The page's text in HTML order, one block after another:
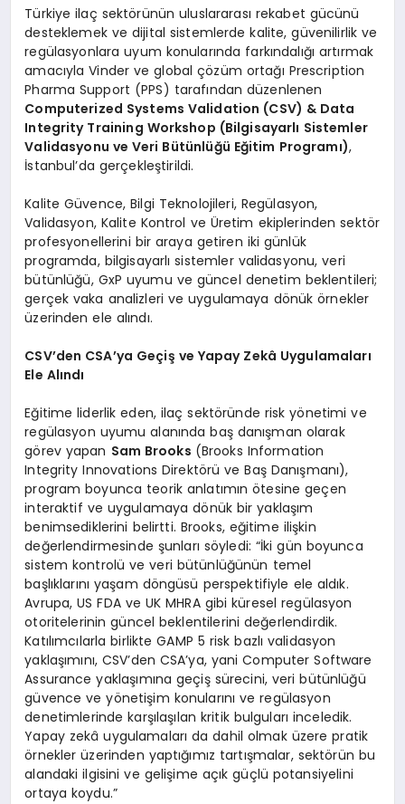
Türkiye ilaç sektörünün uluslararası rekabet gücünü
desteklemek ve dijital sistemlerde kalite, güvenilirlik ve
regülasyonlara uyum konularında farkındalığı artırmak
amacıyla Vinder ve global çözüm ortağı Prescription
Pharma Support (PPS) tarafından düzenlenen
Computerized Systems Validation (CSV) & Data
Integrity Training Workshop (Bilgisayarlı Sistemler
Validasyonu ve Veri Bütünlüğü Eğitim Programı),
İstanbul’da gerçekleştirildi.
Kalite Güvence, Bilgi Teknolojileri, Regülasyon,
Validasyon, Kalite Kontrol ve Üretim ekiplerinden sektör
profesyonellerini bir araya getiren iki günlük
programda, bilgisayarlı sistemler validasyonu, veri
bütünlüğü, GxP uyumu ve güncel denetim beklentileri;
gerçek vaka analizleri ve uygulamaya dönük örnekler
üzerinden ele alındı.
CSV’den CSA’ya Geçiş ve Yapay Zekâ Uygulamaları
Ele Alındı
Eğitime liderlik eden, ilaç sektöründe risk yönetimi ve
regülasyon uyumu alanında baş danışman olarak
görev yapan Sam Brooks (Brooks Information
Integrity Innovations Direktörü ve Baş Danışmanı),
program boyunca teorik anlatımın ötesine geçen
interaktif ve uygulamaya dönük bir yaklaşım
benimsediklerini belirtti. Brooks, eğitime ilişkin
değerlendirmesinde şunları söyledi: “İki gün boyunca
sistem kontrolü ve veri bütünlüğünün temel
başlıklarını yaşam döngüsü perspektifiyle ele aldık.
Avrupa, US FDA ve UK MHRA gibi küresel regülasyon
otoritelerinin güncel beklentilerini değerlendirdik.
Katılımcılarla birlikte GAMP 5 risk bazlı validasyon
yaklaşımını, CSV’den CSA’ya, yani Computer Software
Assurance yaklaşımına geçiş sürecini, veri bütünlüğü
güvence ve yönetişim konularını ve regülasyon
denetimlerinde karşılaşılan kritik bulguları inceledik.
Yapay zekâ uygulamaları da dahil olmak üzere pratik
örnekler üzerinden yaptığımız tartışmalar, sektörün bu
alandaki ilgisini ve gelişime açık güçlü potansiyelini
ortaya koydu.”